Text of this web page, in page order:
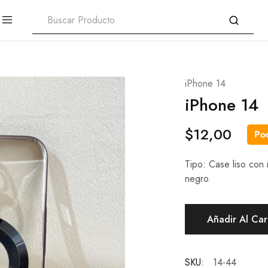
iPhone 14
iPhone 14
$12,00
Tipo: Case liso con
negro.
Añadir Al
SKU:
14-44